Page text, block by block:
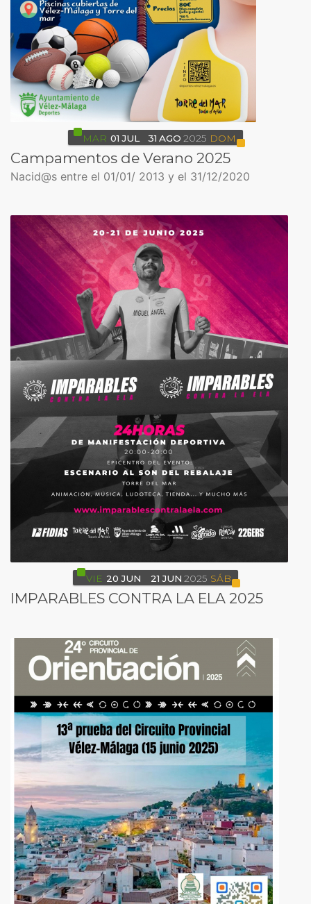
MAR 01 JUL 31 AGO 2025 DOM
Campamentos de Verano 2025
Nacid@s entre el 01/01/ 2013 y el 31/12/2020
VIE 20 JUN 21 JUN 2025 SÁB
IMPARABLES CONTRA LA ELA 2025